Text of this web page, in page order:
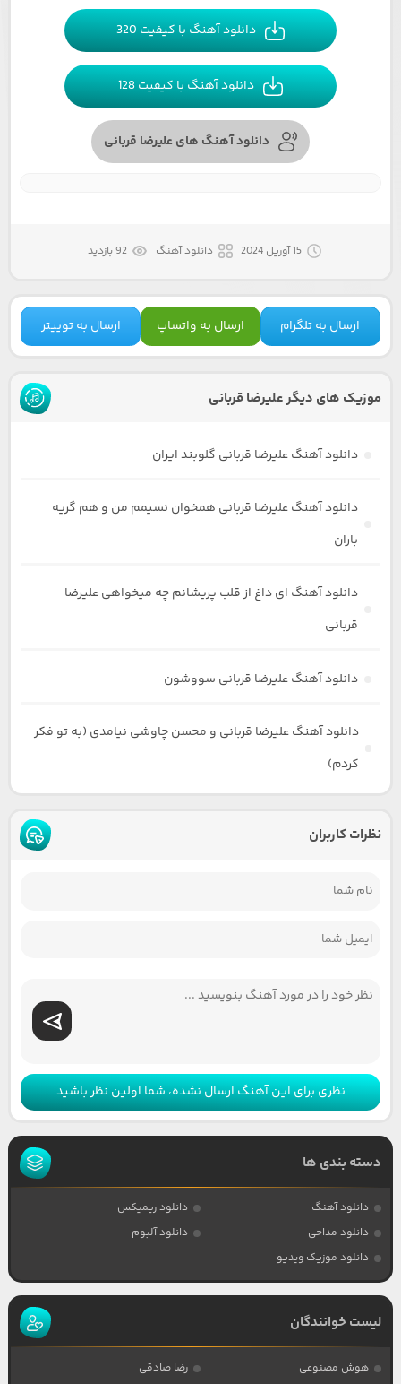
دانلود آهنگ با کیفیت 320
دانلود آهنگ با کیفیت 128
دانلود آهنگ های علیرضا قربانی
15 آوریل 2024 دانلود آهنگ 92 بازدید
ارسال به تلگرام ارسال به واتساپ ارسال به توییتر
موزیک های دیگر علیرضا قربانی
دانلود آهنگ علیرضا قربانی گلوبند ایران
دانلود آهنگ علیرضا قربانی همخوان نسیمم من و هم گریه
باران
دانلود آهنگ ای داغ از قلب پریشانم چه میخواهی علیرضا
قربانی
دانلود آهنگ علیرضا قربانی سووشون
دانلود آهنگ علیرضا قربانی و محسن چاوشی نیامدی (به تو فکر
کردم)
نظرات کاربران
نظری برای این آهنگ ارسال نشده، شما اولین نظر باشید
دسته بندی ها
دانلود آهنگ
دانلود ریمیکس
دانلود مداحی
دانلود آلبوم
دانلود موزیک ویدیو
لیست خوانندگان
هوش مصنوعی رضا صادقی